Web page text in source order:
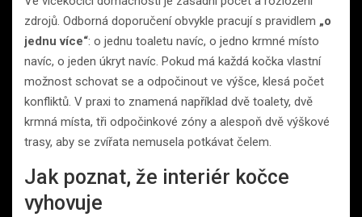
zdrojů. Odborná doporučení obvykle pracují s pravidlem „o
jednu více“: o jednu toaletu navíc, o jedno krmné místo
navíc, o jeden úkryt navíc. Pokud má každá kočka vlastní
možnost schovat se a odpočinout ve výšce, klesá počet
konfliktů. V praxi to znamená například dvě toalety, dvě
krmná místa, tři odpočinkové zóny a alespoň dvě výškové
trasy, aby se zvířata nemusela potkávat čelem.
Jak poznat, že interiér kočce
vyhovuje